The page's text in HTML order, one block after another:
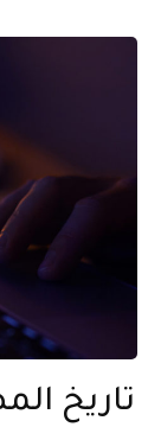
تاريخ